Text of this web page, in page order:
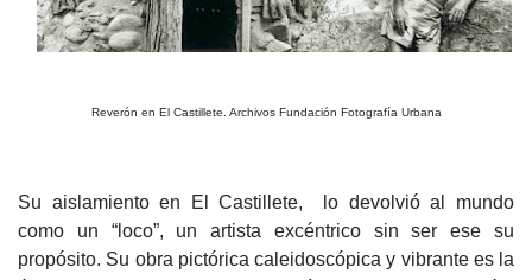
Reverón en El Castillete. Archivos Fundación Fotografía Urbana
Su aislamiento en El Castillete, lo devolvió al mundo
como un “loco”, un artista excéntrico sin ser ese su
propósito. Su obra pictórica caleidoscópica y vibrante es la